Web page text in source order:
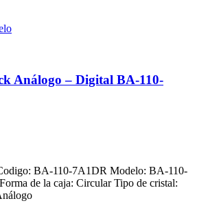
Análogo – Digital BA-110-
BA-110-7A1DR Modelo: BA-110-
de la caja: Circular Tipo de cristal: